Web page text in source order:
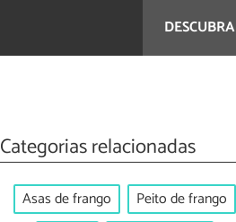
DESCUBRA
Categorias relacionadas
Asas de frango
Peito de frango